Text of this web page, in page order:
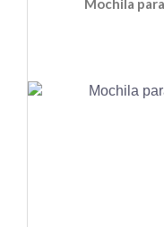
Mochila